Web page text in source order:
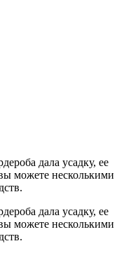
дала усадку, ее
можете несколькими
дала усадку, ее
можете несколькими